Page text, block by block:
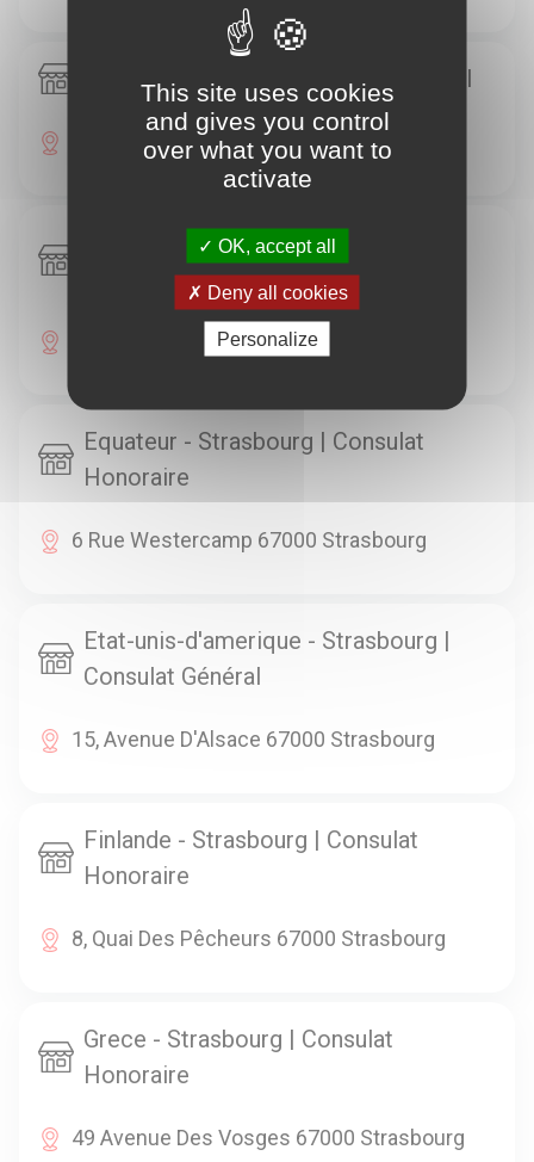
Chine - Strasbourg | Consulat général
35, Rue Bautain 67000 Strasbourg
Danemark - Strasbourg | Consulat
Honoraire
17, Route De Paris 67000 Strasbourg
Equateur - Strasbourg | Consulat
Honoraire
6 Rue Westercamp 67000 Strasbourg
Etat-unis-d'amerique - Strasbourg |
Consulat Général
15, Avenue D'Alsace 67000 Strasbourg
Finlande - Strasbourg | Consulat
Honoraire
8, Quai Des Pêcheurs 67000 Strasbourg
Grece - Strasbourg | Consulat
Honoraire
49 Avenue Des Vosges 67000 Strasbourg
This site uses cookies
and gives you control
over what you want to
activate
OK, accept all
Deny all cookies
Personalize